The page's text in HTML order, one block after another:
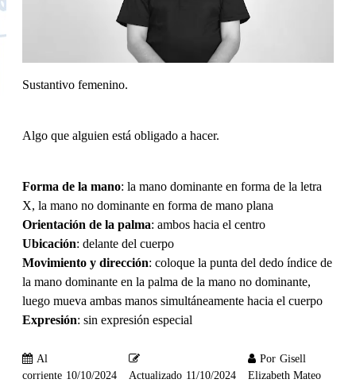
Sustantivo femenino.
Algo que alguien está obligado a hacer.
Forma de la mano: la mano dominante en forma de la letra
X, la mano no dominante en forma de mano plana
Orientación de la palma: ambos hacia el centro
Ubicación: delante del cuerpo
Movimiento y dirección: coloque la punta del dedo índice de
la mano dominante en la palma de la mano no dominante,
luego mueva ambas manos simultáneamente hacia el cuerpo
Expresión: sin expresión especial
Al
corriente 10/10/2024 Actualizado 11/10/2024
Por Gisell
Elizabeth Mateo